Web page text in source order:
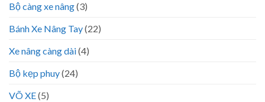
Bộ càng xe nâng(3)
Bánh Xe Nâng Tay(22)
Xe nâng càng dài(4)
Bộ kẹp phuy(24)
VÕ XE(5)